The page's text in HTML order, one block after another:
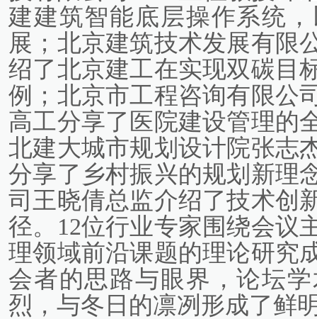
建建筑智能底层操作系统
展；北京建筑技术发展有限
绍了北京建工在实现双碳目
例；北京市工程咨询有限公
高工分享了医院建设管理的
北建大城市规划设计院张志
分享了乡村振兴的规划新理
司王晓倩总监介绍了技术创
径。12位行业专家围绕会议
理领域前沿课题的理论研究
会者的思路与眼界，论坛
烈，与冬日的凛冽形成了鲜